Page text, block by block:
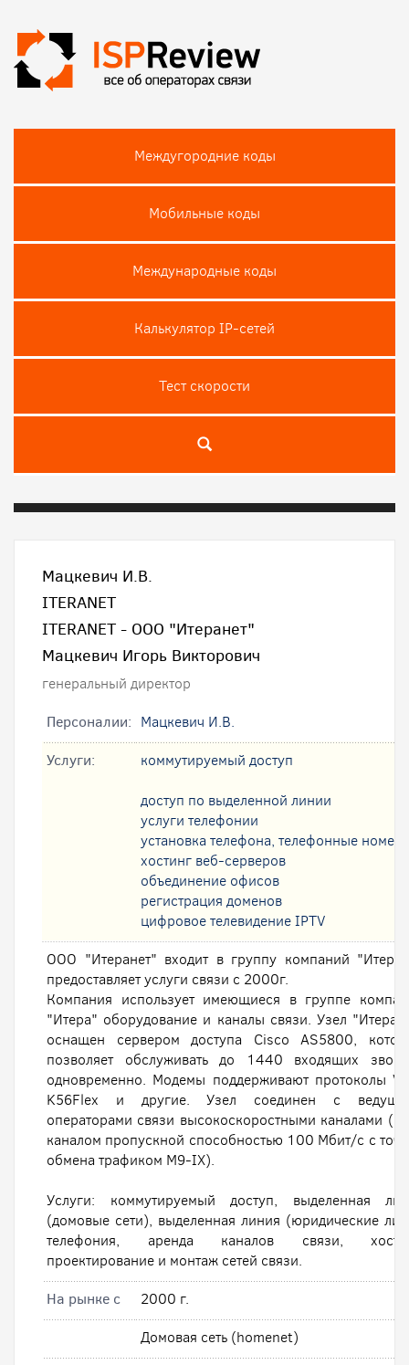
Междугородние коды
Мобильные коды
Международные коды
Калькулятор IP-сетей
Тест скороcти
Мацкевич И.В.
ITERANET
ITERANET - ООО "Итеранет"
Мацкевич Игорь Викторович
генеральный директор
Персоналии: Мацкевич И.В.
Услуги:
коммутируемый доступ
доступ по выделенной линии
услуги телефонии
установка телефона, телефонные номера
хостинг веб-серверов
oбъединение офисов
регистрация доменов
цифровое телевидение IPTV
ООО "Итеранет" входит в группу компаний
предоставляет услуги связи с 2000г.
Компания использует имеющиеся в группе
"Итера" оборудование и каналы связи. Узел
оснащен сервером доступа Cisco AS5800,
позволяет обслуживать до 1440 входящих
одновременно. Модемы поддерживают протоколы
K56Flex и другие. Узел соединен с
операторами связи высокоскоростными каналами (в
каналом пропускной способностью 100 Мбит/с с
обмена трафиком М9-IX).
Услуги: коммутируемый доступ, выделенная
(домовые сети), выделенная линия (юридические
телефония, аренда каналов связи,
проектирование и монтаж сетей связи.
На рынке с
2000 г.
Домовая сеть (homenet)